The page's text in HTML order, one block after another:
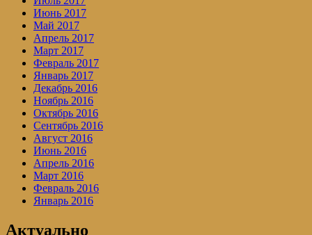
Июнь 2017
Май 2017
Апрель 2017
Март 2017
Февраль 2017
Январь 2017
Декабрь 2016
Ноябрь 2016
Октябрь 2016
Сентябрь 2016
Август 2016
Июнь 2016
Апрель 2016
Март 2016
Февраль 2016
Январь 2016
Актуально